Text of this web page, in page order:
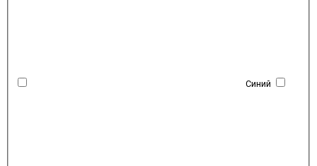
Синий